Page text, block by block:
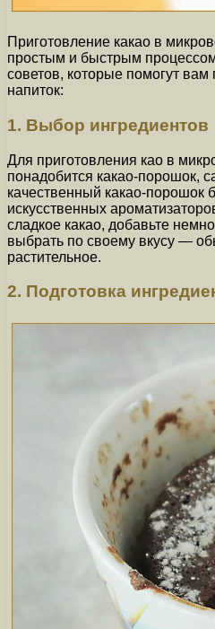
Приготовление какао в
простым и быстрым
советов, которые помогут
напиток:
1. Выбор ингредиентов
Для приготовления као в
понадобится какао-порошок,
качественный какао-порошок
искусственных
сладкое какао, добавьте
выбрать по своему вкусу —
растительное.
2. Подготовка